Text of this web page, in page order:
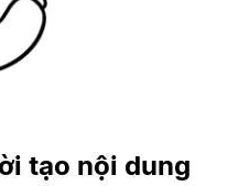
tạo nội dung